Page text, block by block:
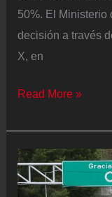
50%. El Ministerio
decisión a través
X, en
Ecuador
los
aranceles
a
Read More »